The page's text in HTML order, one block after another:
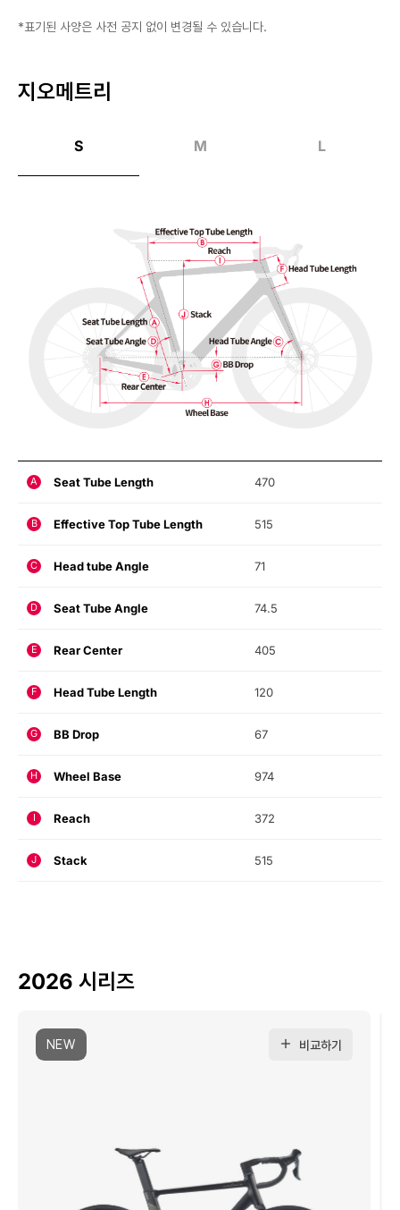
*표기된 사양은 사전 공지 없이 변경될 수 있습니다.
지오메트리
S M L
A Seat Tube Length 470
B Effective Top Tube Length 515
C Head tube Angle 71
D Seat Tube Angle 74.5
E Rear Center 405
F Head Tube Length 120
G BB Drop 67
H Wheel Base 974
I Reach 372
J Stack 515
2026 시리즈
NEW 비교하기